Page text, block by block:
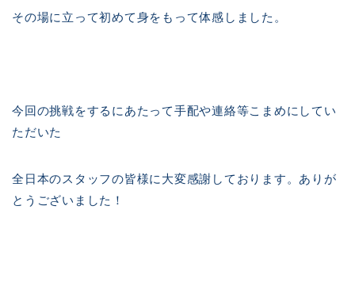
その場に立って初めて身をもって体感しました。
今回の挑戦をするにあたって手配や連絡等こまめにしてい
ただいた
全日本のスタッフの皆様に大変感謝しております。ありが
とうございました！